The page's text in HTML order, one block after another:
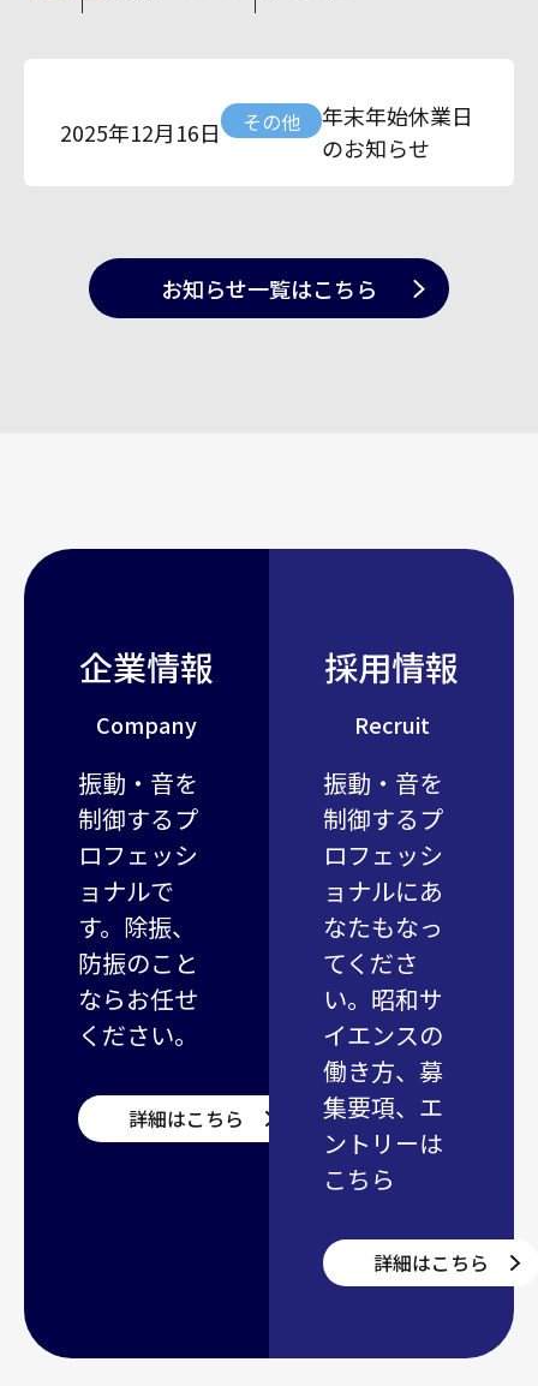
2025年12月16日 その他
年末年始休業日
のお知らせ
お知らせ一覧はこちら
企業情報
Company
振動・音を
制御するプ
ロフェッシ
ョナルで
す。除振、
防振のこと
ならお任せ
ください。
詳細はこちら
採用情報
Recruit
振動・音を
制御するプ
ロフェッシ
ョナルにあ
なたもなっ
てくださ
い。昭和サ
イエンスの
働き方、募
集要項、エ
ントリーは
こちら
詳細はこちら